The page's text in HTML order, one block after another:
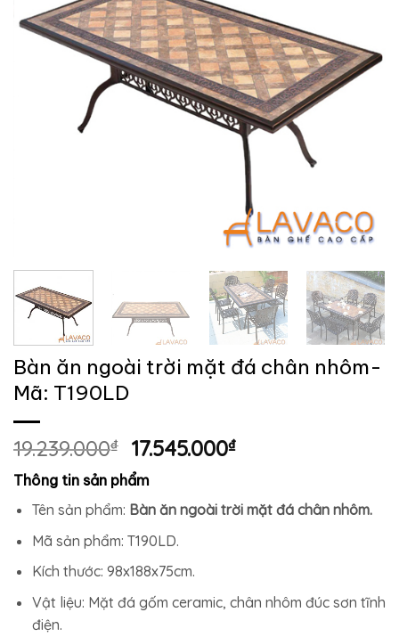
Bàn ăn ngoài trời mặt đá chân nhôm-
Mã: T190LD
19.239.000₫
Giá
gốc
là:
19.239.000₫.
17.545.000₫Giá
là:
Thông tin sản phẩm
Tên sản phẩm: Bàn ăn ngoài trời mặt đá chân nhôm.
Mã sản phẩm: T190LD.
Kích thước: 98x188x75cm.
Vật liệu: Mặt đá gốm ceramic, chân nhôm đúc sơn tĩnh
điện.